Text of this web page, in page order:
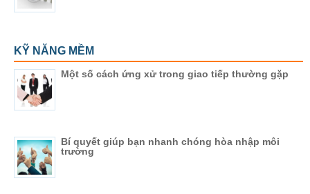
KỸ NĂNG MỀM
Một số cách ứng xử trong giao tiếp thường gặp
Bí quyết giúp bạn nhanh chóng hòa nhập môi
trường